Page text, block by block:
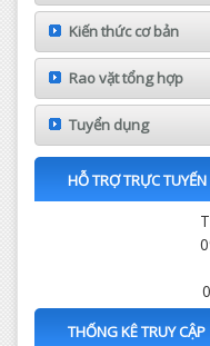
Kiến thức cơ bản
Rao vặt tổng hợp
Tuyển dụng
HỖ TRỢ TRỰC TUYẾN
THỐNG KÊ TRUY CẬP